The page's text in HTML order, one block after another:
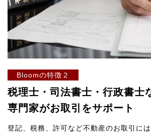
Bloomの特徴２
税理士・司法書士・行政書士
専門家がお取引をサポート
登記、税務、許可など不動産のお取引に